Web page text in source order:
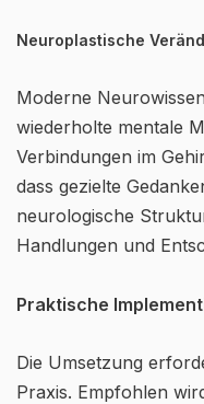
Neuroplastische
Moderne
wiederholte mentale
Verbindungen im
dass gezielte
neurologische
Handlungen und
Praktische
Die Umsetzung
Praxis. Empfohlen